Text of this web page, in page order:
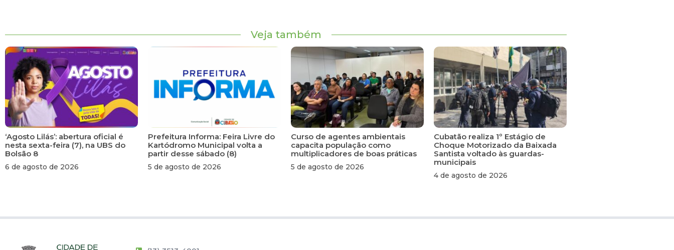
Veja também
‘Agosto Lilás’: abertura oficial é
nesta sexta-feira (7), na UBS do
Bolsão 8
6 de agosto de 2026
Prefeitura Informa: Feira Livre do
Kartódromo Municipal volta a
partir desse sábado (8)
5 de agosto de 2026
Curso de agentes ambientais
capacita população como
multiplicadores de boas práticas
5 de agosto de 2026
Cubatão realiza 1º Estágio de
Choque Motorizado da Baixada
Santista voltado às guardas-
municipais
4 de agosto de 2026